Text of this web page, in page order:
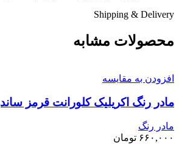
Shipping & Delivery
محصولات مشابه
افزودن به مقایسه
مادر رنگ اکریلیک کلورانت قرمز ساندورا 390 یک
مادر رنگ
۶۶۰,۰۰۰ تومان